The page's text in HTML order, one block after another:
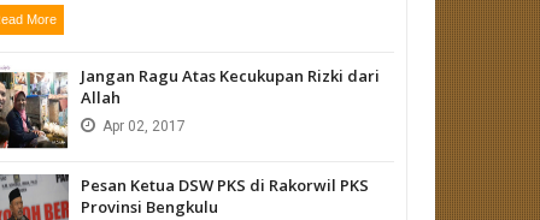
More
Jangan Ragu Atas Kecukupan Rizki dari
Allah
Apr 02, 2017
Pesan Ketua DSW PKS di Rakorwil PKS
Provinsi Bengkulu